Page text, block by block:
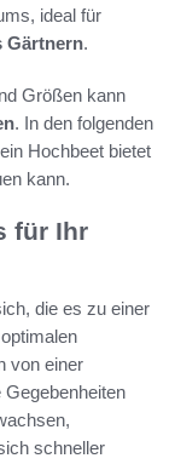
ideal für
Gärtnern.
Größen kann
. In den folgenden
Hochbeet bietet
kann.
für Ihr
die es zu einer
von einer
schneller